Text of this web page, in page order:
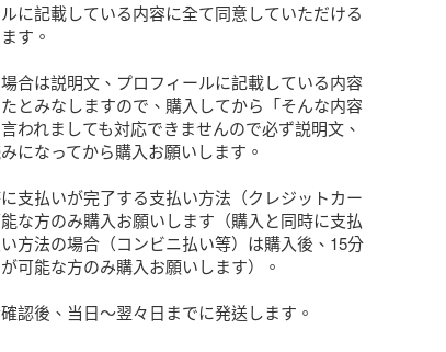
に記載している内容に全て同意していただける
す。
合は説明文、プロフィールに記載している内容
とみなしますので、購入してから「そんな内容
われましても対応できませんので必ず説明文、
になってから購入お願いします。
支払いが完了する支払い方法（クレジットカー
な方のみ購入お願いします（購入と同時に支払
方法の場合（コンビニ払い等）は購入後、15分
可能な方のみ購入お願いします）。
認後、当日〜翌々日までに発送します。